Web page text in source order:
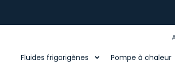
Fluides frigorigènes Pompe à chaleur